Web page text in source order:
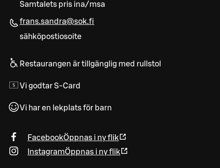
Samtalets pris ina/msa
frans.sandra@sok.fi
sähköpostiosoite
Restaurangen är tillgänglig med rullstol
Vi godtar S-Card
Vi har en lekplats för barn
FacebookÖppnas i ny flik
InstagramÖppnas i ny flik